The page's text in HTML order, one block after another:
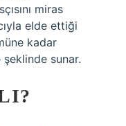
miras
elde ettiği
kadar
şeklinde sunar.